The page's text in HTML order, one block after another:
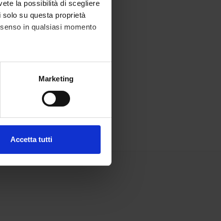
la possibilità di scegliere
su questa proprietà
in qualsiasi momento
metro,
che hai fornito loro o
Marketing
Accetta tutti